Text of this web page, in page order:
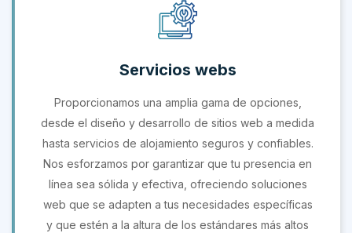
Servicios webs
Proporcionamos una amplia gama de opciones,
desde el diseño y desarrollo de sitios web a medida
hasta servicios de alojamiento seguros y confiables.
Nos esforzamos por garantizar que tu presencia en
línea sea sólida y efectiva, ofreciendo soluciones
web que se adapten a tus necesidades específicas
y que estén a la altura de los estándares más altos